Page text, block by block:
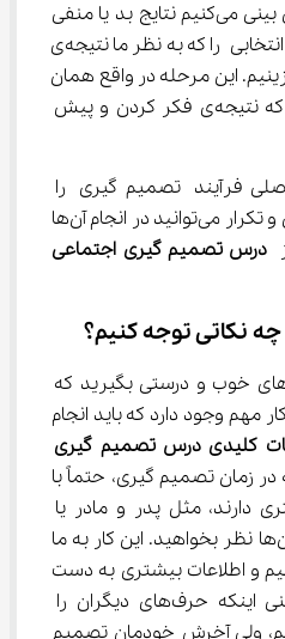
آن انتخاب‌هایی را که پیش بینی می‌کنیم نتایج بد یا منفی
دارند را کنار می‌گذاریم و آن انتخابی را که به نظر ما نتیجه‌ی
و بهتری دارد، برمی‌گزینیم. این مرحله در واقع همان
لحظه انتخاب کردن است که نتیجه‌ی فکر کردن و پیش
مرحله، هسته‌ی اصلی فرآیند تصمیم گیری را
تشکیل می‌دهند و با تمرین و تکرار می‌توانید در انجام آن‌ها
درس تصمیم گیری اجتماعی
نکاتی توجه کنیم؟
اینکه بتوانید تصمیم‌های خوب و درستی بگیرید که
مهم وجود دارد که باید انجام
کلیدی درس تصمیم گیری
زمان تصمیم گیری، حتماً با
دارند، مثل پدر و مادر یا
معلمتان، حرف بزنید و از آن‌ها نظر بخواهید. این کار به ما
کنیم و اطلاعات بیشتری به دست
بیاوریم. مشورت کردن یعنی اینکه حرف‌های دیگران را
فکر کنیم، ولی آخرش خودمان تصمیم